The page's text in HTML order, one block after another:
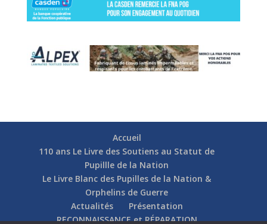
Accueil
110 ans Le Livre des Soutiens au Statut de
Pupillle de la Nation
Le Livre Blanc des Pupilles de la Nation &
Orphelins de Guerre
Actualités
Présentation
RECONNAISSANCE et RÉPARATION